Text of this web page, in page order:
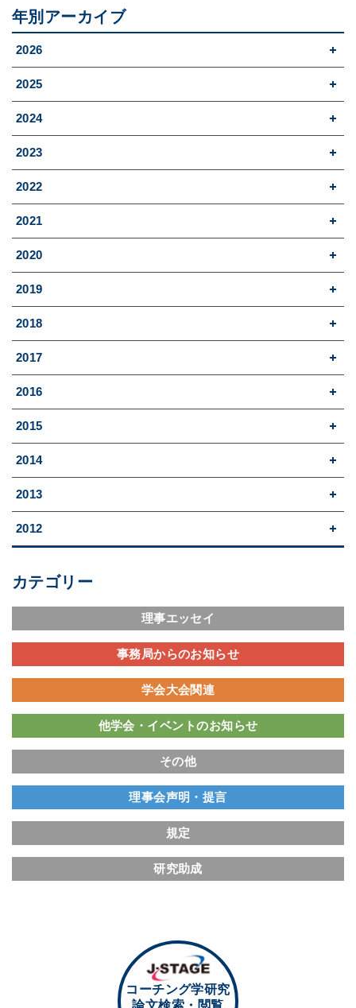
年別アーカイブ
2026
2025
2024
2023
2022
2021
2020
2019
2018
2017
2016
2015
2014
2013
2012
カテゴリー
理事エッセイ
事務局からのお知らせ
学会大会関連
他学会・イベントのお知らせ
その他
理事会声明・提言
規定
研究助成
コーチング学研究
論文検索・閲覧